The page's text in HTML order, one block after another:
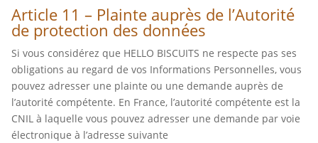
Article 11 – Plainte auprès de l’Autorité
de protection des données
Si vous considérez que HELLO BISCUITS ne respecte pas ses
obligations au regard de vos Informations Personnelles, vous
pouvez adresser une plainte ou une demande auprès de
l’autorité compétente. En France, l’autorité compétente est la
CNIL à laquelle vous pouvez adresser une demande par voie
électronique à l’adresse suivante